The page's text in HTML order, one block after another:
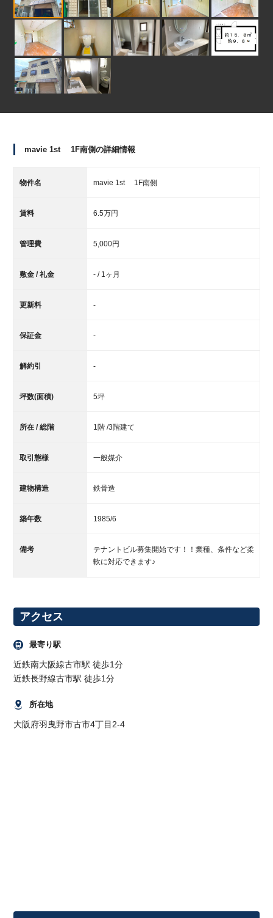
mavie 1st 1F南側の詳細情報
物件名 mavie 1st 1F南側
賃料 6.5万円
管理費 5,000円
敷金 / 礼金 - / 1ヶ月
更新料 -
保証金 -
解約引 -
坪数(面積) 5坪
所在 / 総階 1階 /3階建て
取引態様 一般媒介
建物構造 鉄骨造
築年数 1985/6
備考
テナントビル募集開始です！！業種、条件など柔
軟に対応できます♪
アクセス
最寄り駅
近鉄南大阪線古市駅 徒歩1分
近鉄長野線古市駅 徒歩1分
所在地
大阪府羽曳野市古市4丁目2-4